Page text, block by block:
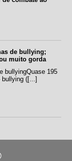
de bullying;
muito gorda
bullyingQuase 195
bullying ([...]